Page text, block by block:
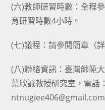
(六)教師研習時數：全程
育研習時數4小時。
(七)議程：請參閱簡章（
(八)聯絡資訊：臺灣師範
葉欣誠教授研究室，電話